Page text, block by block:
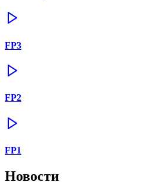
FP3
FP2
FP1
Новости